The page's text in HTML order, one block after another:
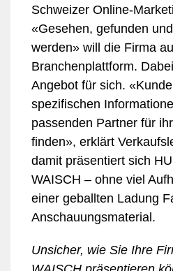
Schweizer Online-
«Gesehen, gefunden
werden» will die Firma
Branchenplattform.
Angebot für sich.
spezifischen
passenden Partner für
finden», erklärt
damit präsentiert sich
WAISCH – ohne viel
einer geballten Ladung
Anschauungsmaterial.
Unsicher, wie Sie Ihre